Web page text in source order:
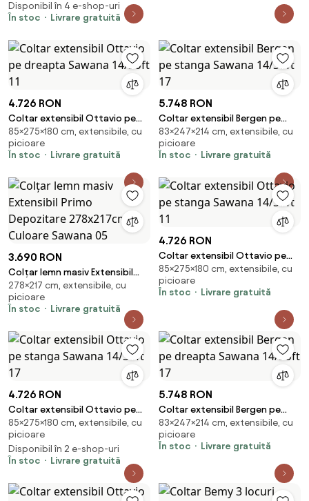
Disponibil în 4 e-shop-uri
În stoc
Livrare gratuită
4.726 RON
Coltar extensibil Ottavio pe
dreapta Sawana 14/Soft 11
85×275×180 cm, extensibile, cu
picioare
În stoc
Livrare gratuită
5.748 RON
Coltar extensibil Bergen pe
stanga Sawana 14/Soft 17
83×247×214 cm, extensibile, cu
picioare
În stoc
Livrare gratuită
3.690 RON
Colțar lemn masiv Extensibil
Primo Depozitare 278x217cm
Culoare Sawana 05
278×217 cm, extensibile, cu
picioare
În stoc
Livrare gratuită
4.726 RON
Coltar extensibil Ottavio pe
stanga Sawana 14/Soft 11
85×275×180 cm, extensibile, cu
picioare
În stoc
Livrare gratuită
4.726 RON
Coltar extensibil Ottavio pe
stanga Sawana 14/Soft 17
85×275×180 cm, extensibile, cu
picioare
Disponibil în 2 e-shop-uri
În stoc
Livrare gratuită
5.748 RON
Coltar extensibil Bergen pe
dreapta Sawana 14/Soft 17
83×247×214 cm, extensibile, cu
picioare
În stoc
Livrare gratuită